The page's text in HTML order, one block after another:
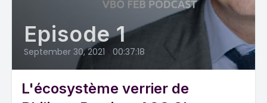
Episode 1
September 30, 2021 • 00:37:18
L'écosystème verrier de